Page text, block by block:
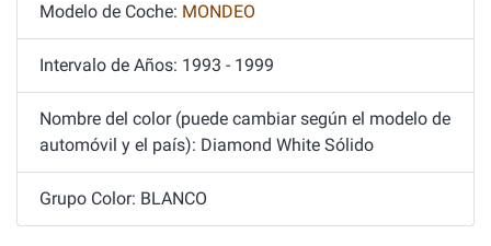
Modelo de Coche: MONDEO
Intervalo de Años: 1993 - 1999
Nombre del color (puede cambiar según el modelo de
automóvil y el país): Diamond White Sólido
Grupo Color: BLANCO